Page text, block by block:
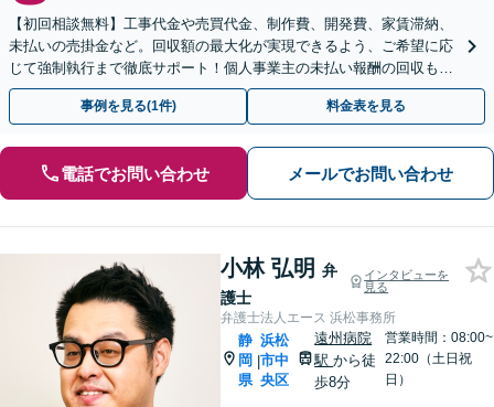
【初回相談無料】工事代金や売買代金、制作費、開発費、家賃滞納、
未払いの売掛金など。回収額の最大化が実現できるよう、ご希望に応
じて強制執行まで徹底サポート！個人事業主の未払い報酬の回収もお
任せください【新静岡駅直結】【夜間・休日相談OK】
事例を見る(1件) 料金表を見る
電話でお問い合わせ メールでお問い合わせ
小林 弘明 弁
護士
インタビューを
見る
弁護士法人エース 浜松事務所
静
岡
県
|
浜松
市中
央区
遠州病院
駅から徒
歩8分
営業時間：08:00~
22:00（土日祝
日）